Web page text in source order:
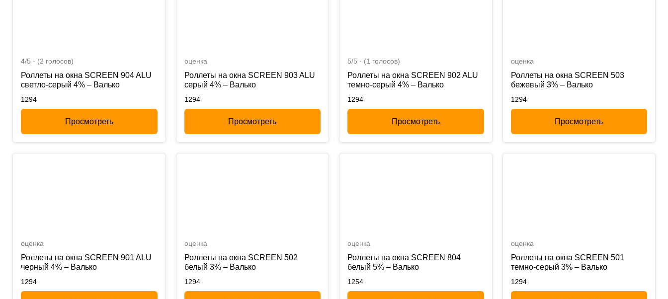
4/5 - (2 голосов)
Роллеты на окна SCREEN 904 ALU
светло-серый 4% – Валько
1294
Просмотреть
оценка
Роллеты на окна SCREEN 903 ALU
серый 4% – Валько
1294
Просмотреть
5/5 - (1 голосов)
Роллеты на окна SCREEN 902 ALU
темно-серый 4% – Валько
1294
Просмотреть
оценка
Роллеты на окна SCREEN 503
бежевый 3% – Валько
1294
Просмотреть
оценка
Роллеты на окна SCREEN 901 ALU
черный 4% – Валько
1294
оценка
Роллеты на окна SCREEN 502
белый 3% – Валько
1294
оценка
Роллеты на окна SCREEN 804
белый 5% – Валько
1254
оценка
Роллеты на окна SCREEN 501
темно-серый 3% – Валько
1294